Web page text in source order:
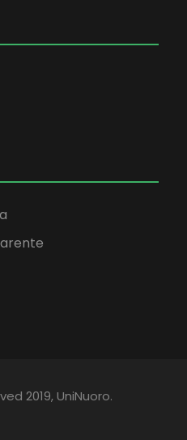
2019, UniNuoro.